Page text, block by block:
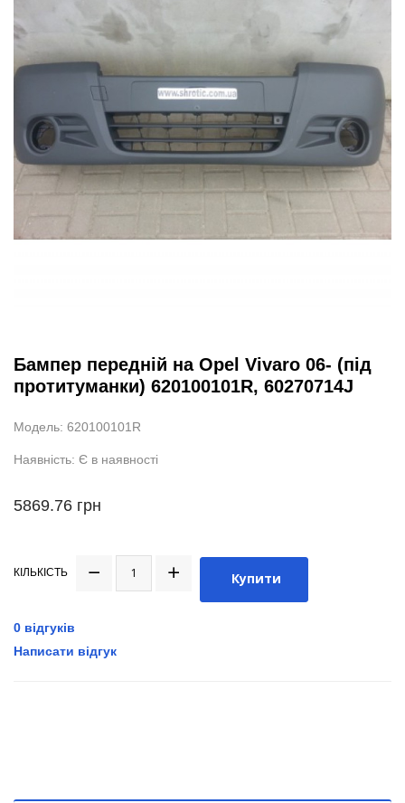
Бампер передній на Opel Vivaro 06- (під
протитуманки) 620100101R, 60270714J
Модель: 620100101R
Наявність: Є в наявності
5869.76 грн
КІЛЬКІСТЬ Купити
0 відгуків
Написати відгук